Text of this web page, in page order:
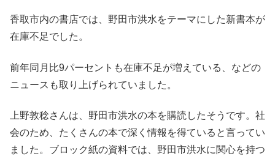
香取市内の書店では、野田市洪水をテーマにした新書本が
在庫不足でした。
前年同月比9パーセントも在庫不足が増えている、などの
ニュースも取り上げられていました。
上野敦稔さんは、野田市洪水の本を購読したそうです。社
会のため、たくさんの本で深く情報を得ていると言ってい
ました。ブロック紙の資料では、野田市洪水に関心を持つ